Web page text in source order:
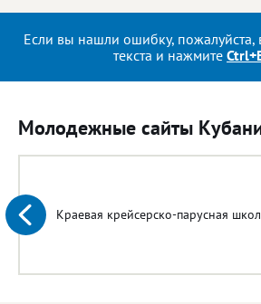
Если вы нашли ошибку, пожалуйста,
текста и нажмите
Молодежные сайты
Краевая крейсерско-парусная